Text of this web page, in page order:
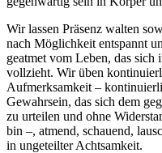
Wir lassen Präsenz walten
nach Möglichkeit entspannt
geatmet vom Leben, das sich
vollzieht. Wir üben
Aufmerksamkeit –
Gewahrsein, das sich dem
zu urteilen und ohne
bin –, atmend, schauend,
in ungeteilter Achtsamkeit.